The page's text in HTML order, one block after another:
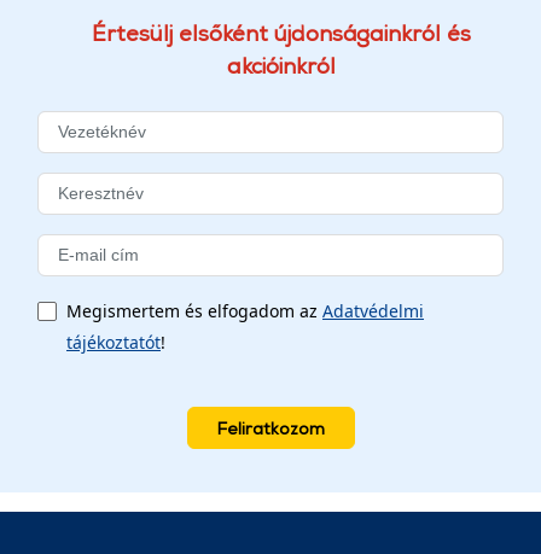
Értesülj elsőként újdonságainkról és
akcióinkról
Megismertem és elfogadom az Adatvédelmi
tájékoztatót!
Feliratkozom